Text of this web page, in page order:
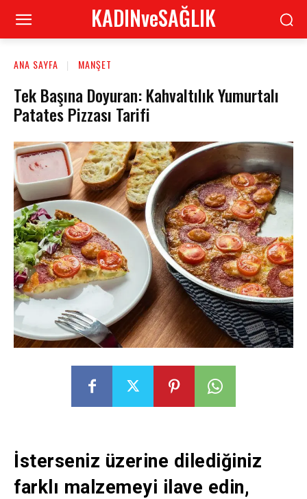
KADINveSAĞLIK
ANA SAYFA MANŞET
Tek Başına Doyuran: Kahvaltılık Yumurtalı
Patates Pizzası Tarifi
İsterseniz üzerine dilediğiniz
farklı malzemeyi ilave edin,